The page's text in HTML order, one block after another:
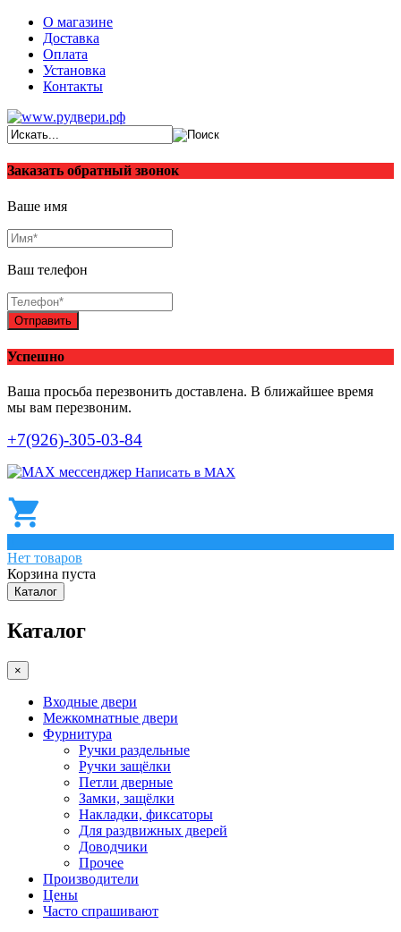
О магазине
Доставка
Оплата
Установка
Контакты
Заказать обратный звонок
Ваше имя
Ваш телефон
Отправить
Успешно
Ваша просьба перезвонить доставлена. В ближайшее время
мы вам перезвоним.
+7(926)-305-03-84
Написать в МАХ
Нет товаров
Корзина пуста
Каталог
Каталог
×
Входные двери
Межкомнатные двери
Фурнитура
Ручки раздельные
Ручки защёлки
Петли дверные
Замки, защёлки
Накладки, фиксаторы
Для раздвижных дверей
Доводчики
Прочее
Производители
Цены
Часто спрашивают